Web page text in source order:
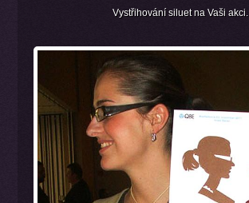
Vystřihování siluet na Vaši akci.